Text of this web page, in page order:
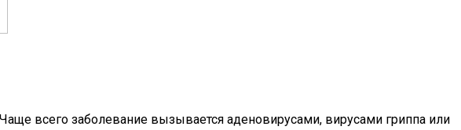
всего заболевание вызывается аденовирусами, вирусами гриппа или